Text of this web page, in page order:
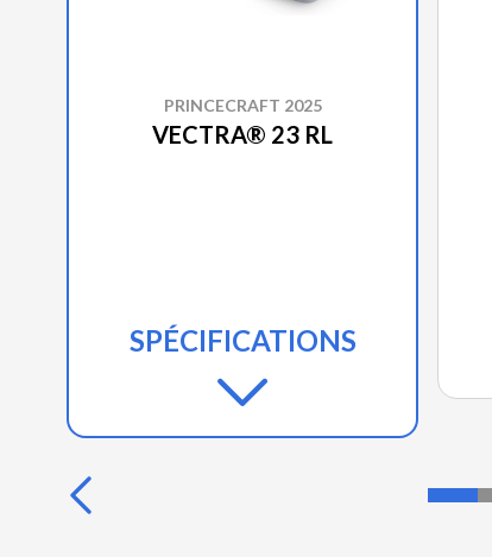
PRINCECRAFT 2025
VECTRA® 23 RL
SPÉCIFICATIONS